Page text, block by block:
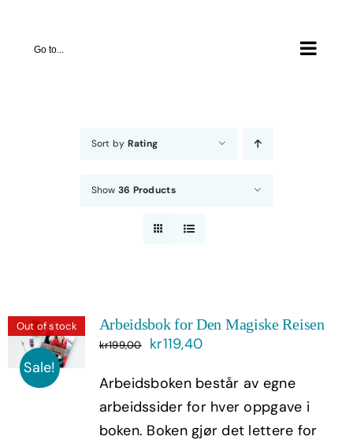
content
Go to...
Sort by Rating
Show 36 Products
Out of stock
Sale!
Arbeidsbok for Den Magiske Reisen
kr199,00
Opprinnelig
var:
kr199,00.
kr119,40Nåværende
er:
kr119,40.
Arbeidsboken består av egne
arbeidssider for hver oppgave i
boken. Boken gjør det lettere for